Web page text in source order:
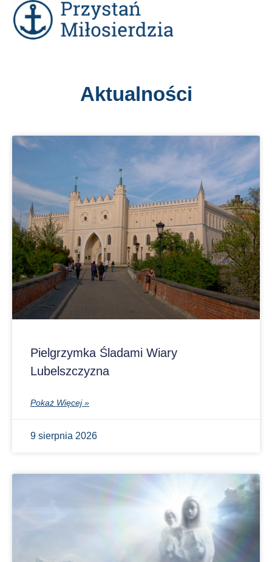
Aktualności
Pielgrzymka Śladami Wiary
Lubelszczyzna
Pokaż Więcej »
9 sierpnia 2026